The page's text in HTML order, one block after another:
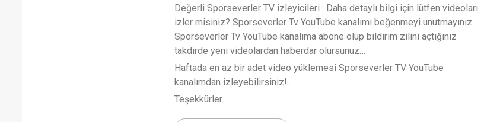
Değerli Sporseverler TV izleyicileri : Daha detaylı bilgi için lütfen videoları
izler misiniz? Sporseverler Tv YouTube kanalımı beğenmeyi unutmayınız.
Sporseverler Tv YouTube kanalıma abone olup bildirim zilini açtığınız
takdirde yeni videolardan haberdar olursunuz…
Haftada en az bir adet video yüklemesi Sporseverler TV YouTube
kanalımdan izleyebilirsiniz!..
Teşekkürler…